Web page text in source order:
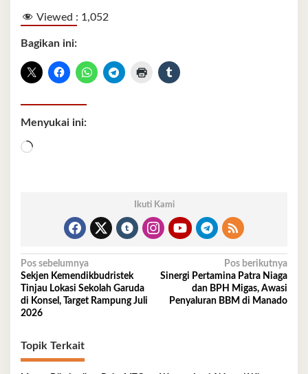
Viewed : 1,052
Bagikan ini:
Menyukai ini:
Memuat...
Ikuti Kami
Navigasi
pos
Pos sebelumnya
Sekjen Kemendikbudristek
Tinjau Lokasi Sekolah Garuda
di Konsel, Target Rampung Juli
2026
Pos berikutnya
Sinergi Pertamina Patra Niaga
dan BPH Migas, Awasi
Penyaluran BBM di Manado
Topik Terkait